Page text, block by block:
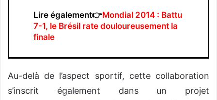
Lire également👉Mondial 2014 : Battu
7-1, le Brésil rate douloureusement la
finale
Au-delà de l’aspect sportif, cette collaboration
s’inscrit également dans un projet